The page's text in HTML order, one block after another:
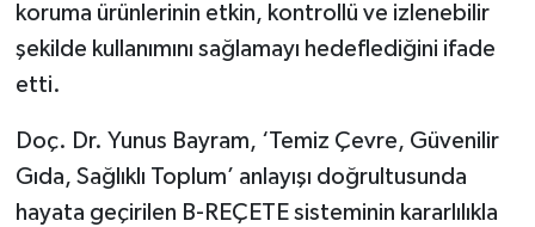
koruma ürünlerinin etkin, kontrollü ve izlenebilir
şekilde kullanımını sağlamayı hedeflediğini ifade
etti.
Doç. Dr. Yunus Bayram, ‘Temiz Çevre, Güvenilir
Gıda, Sağlıklı Toplum’ anlayışı doğrultusunda
hayata geçirilen B-REÇETE sisteminin kararlılıkla